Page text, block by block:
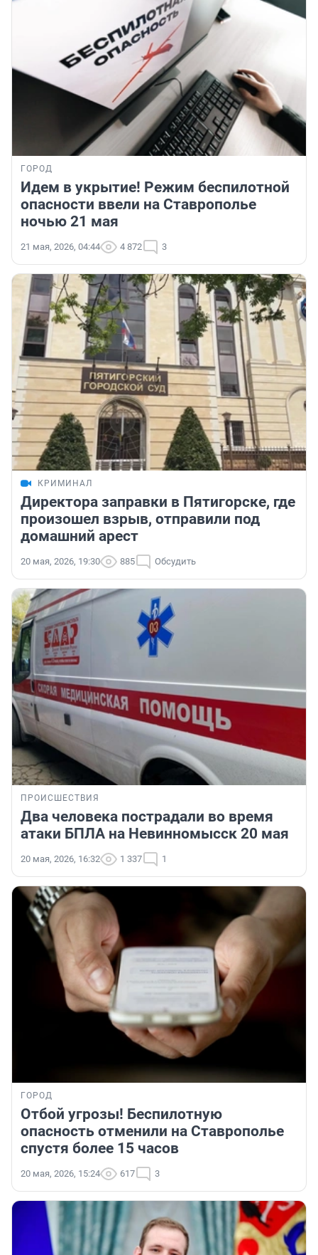
ГОРОД
Идем в укрытие! Режим беспилотной
опасности ввели на Ставрополье
ночью 21 мая
21 мая, 2026, 04:44 4 872 3
КРИМИНАЛ
Директора заправки в Пятигорске, где
произошел взрыв, отправили под
домашний арест
20 мая, 2026, 19:30 885 Обсудить
ПРОИСШЕСТВИЯ
Два человека пострадали во время
атаки БПЛА на Невинномысск 20 мая
20 мая, 2026, 16:32 1 337 1
ГОРОД
Отбой угрозы! Беспилотную
опасность отменили на Ставрополье
спустя более 15 часов
20 мая, 2026, 15:24 617 3